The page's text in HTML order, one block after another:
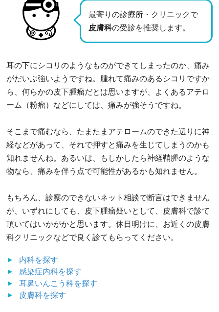
最寄りの診療所・クリニックで
皮膚科の受診を推奨します。
耳の下にシコリのようなものができてしまったのか、痛み
がだいぶ強いようですね。腫れて痛みのあるシコリですか
ら、何らかの皮下腫瘤だとは思いますが、よくあるアテロ
ーム（粉瘤）などにしては、痛みが強そうですね。
そこまで痛むなら、たまたまアテロームのできた辺りに神
経などがあって、それで押すと痛みを生じてしまうのかも
知れませんね。あるいは、もしかしたら神経鞘腫のような
物なら、痛みを伴う点で可能性があるかも知れません。
もちろん、診察のできないネット相談で断言はできません
が、いずれにしても、皮下腫瘤疑いとして、皮膚科で診て
頂いてはいかがかと思います。休日明けに、お近くの皮膚
科クリニックなどで良く診てもらってください。
内科を探す
感染症内科を探す
耳鼻いんこう科を探す
皮膚科を探す